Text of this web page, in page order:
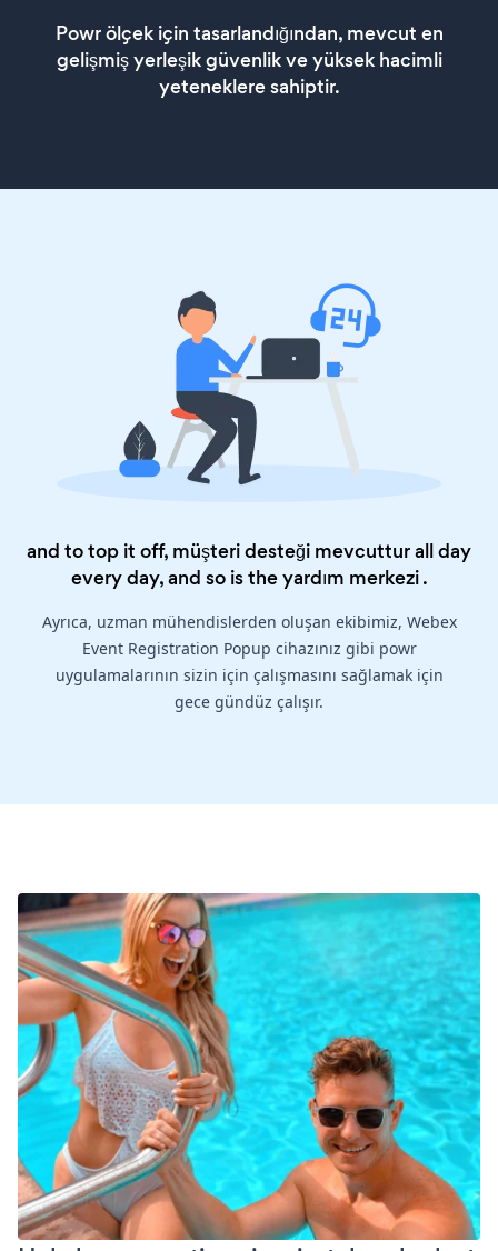
Powr ölçek için tasarlandığından, mevcut en
gelişmiş yerleşik güvenlik ve yüksek hacimli
yeteneklere sahiptir.
and to top it off, müşteri desteği mevcuttur all day
every day, and so is theyardım merkezi.
Ayrıca, uzman mühendislerden oluşan ekibimiz, Webex
Event Registration Popup cihazınız gibi powr
uygulamalarının sizin için çalışmasını sağlamak için
gece gündüz çalışır.